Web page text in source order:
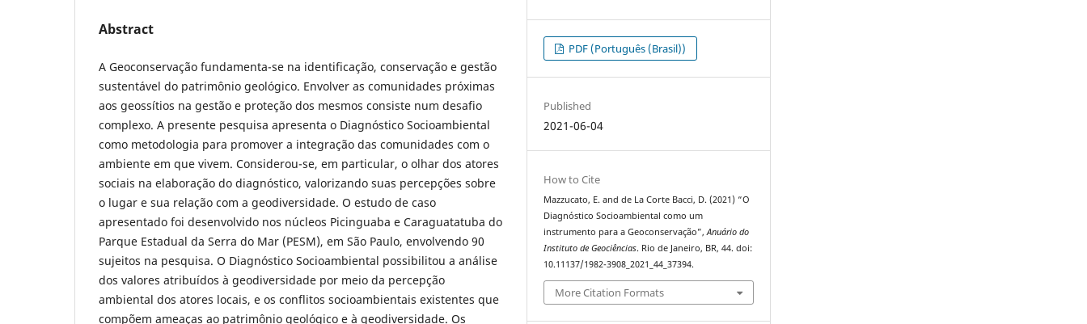
Abstract
A Geoconservação fundamenta-se na identificação, conservação e gestão
sustentável do patrimônio geológico. Envolver as comunidades próximas
aos geossítios na gestão e proteção dos mesmos consiste num desafio
complexo. A presente pesquisa apresenta o Diagnóstico Socioambiental
como metodologia para promover a integração das comunidades com o
ambiente em que vivem. Considerou-se, em particular, o olhar dos atores
sociais na elaboração do diagnóstico, valorizando suas percepções sobre
o lugar e sua relação com a geodiversidade. O estudo de caso
apresentado foi desenvolvido nos núcleos Picinguaba e Caraguatatuba do
Parque Estadual da Serra do Mar (PESM), em São Paulo, envolvendo 90
sujeitos na pesquisa. O Diagnóstico Socioambiental possibilitou a análise
dos valores atribuídos à geodiversidade por meio da percepção
ambiental dos atores locais, e os conflitos socioambientais existentes que
compõem ameaças ao patrimônio geológico e à geodiversidade. Os
PDF (Português (Brasil))
Published
2021-06-04
How to Cite
Mazzucato, E. and de La Corte Bacci, D. (2021) “O
Diagnóstico Socioambiental como um
instrumento para a Geoconservação”,Anuário do
Instituto de Geociências. Rio de Janeiro, BR, 44. doi:
10.11137/1982-3908_2021_44_37394.
More Citation Formats